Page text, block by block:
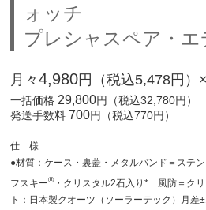
ォッチ
プレシャスペア・エ
月々4,980円（税込5,478円）
一括価格29,800円（税込32,780円）
発送手数料 700円（税込770円）
仕 様
●材質：ケース・裏蓋・メタルバンド＝ステ
フスキー®・クリスタル2石入り* 風防＝ク
ト：日本製クオーツ（ソーラーテック）月差